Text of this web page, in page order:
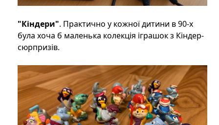
"Кіндери". Практично у кожної дитини в 90-х
була хоча б маленька колекція іграшок з Кіндер-
сюрпризів.